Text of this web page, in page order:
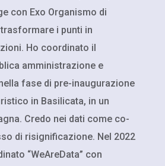
con Exo Organismo di
i punti in
Ho coordinato il
amministrazione e
fase di pre-inaugurazione
in Basilicata, in un
Credo nei dati come co-
di risignificazione. Nel 2022
“WeAreData” con